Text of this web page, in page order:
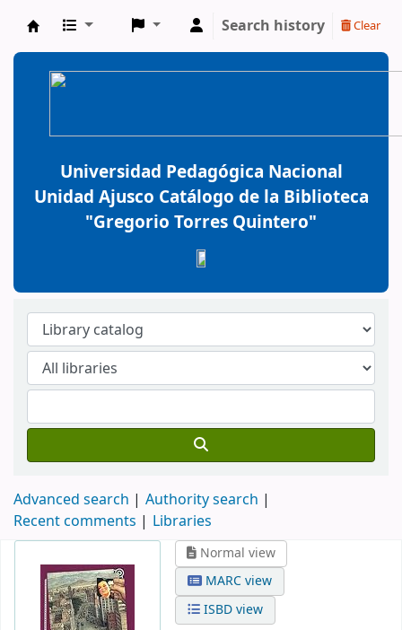
BiblioGTQ
Search history Clear
Universidad Pedagógica Nacional
Unidad Ajusco Catálogo de la Biblioteca
"Gregorio Torres Quintero"
Advanced search
Authority search
Recent comments
Libraries
Normal view
MARC view
ISBD view